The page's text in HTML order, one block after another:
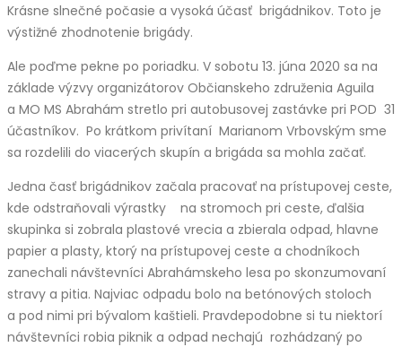
Krásne slnečné počasie a vysoká účasť brigádnikov. Toto je
výstižné zhodnotenie brigády.
Ale poďme pekne po poriadku. V sobotu 13. júna 2020 sa na
základe výzvy organizátorov Občianskeho združenia Aguila
a MO MS Abrahám stretlo pri autobusovej zastávke pri POD 31
účastníkov. Po krátkom privítaní Marianom Vrbovským sme
sa rozdelili do viacerých skupín a brigáda sa mohla začať.
Jedna časť brigádnikov začala pracovať na prístupovej ceste,
kde odstraňovali výrastky na stromoch pri ceste, ďalšia
skupinka si zobrala plastové vrecia a zbierala odpad, hlavne
papier a plasty, ktorý na prístupovej ceste a chodníkoch
zanechali návštevníci Abrahámskeho lesa po skonzumovaní
stravy a pitia. Najviac odpadu bolo na betónových stoloch
a pod nimi pri bývalom kaštieli. Pravdepodobne si tu niektorí
návštevníci robia piknik a odpad nechajú rozhádzaný po